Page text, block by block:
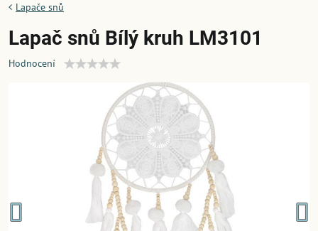
Lapače snů
Lapač snů Bílý kruh LM3101
Hodnocení